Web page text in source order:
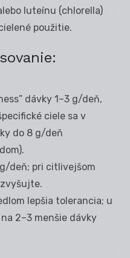
luteínu (chlorella)
použitie.
dávky 1–3 g/deň,
ciele sa v
do 8 g/deň
deň; pri citlivejšom
lepšia tolerancia; u
2–3 menšie dávky